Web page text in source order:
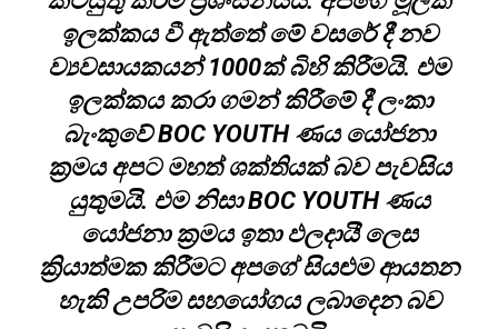
ඉලක්කය වී ඇත්තේ මේ වසරේ දී නව
ව්‍යවසායකයන් 1000ක් බිහි කිරීමයි. එම
ඉලක්කය කරා ගමන් කිරීමේ දී ලංකා
බැංකුවේ BOC YOUTH ණය යෝජනා
ක්‍රමය අපට මහත් ශක්තියක් බව පැවසිය
යුතුමයි. එම නිසා BOC YOUTH ණය
යෝජනා ක්‍රමය ඉතා ඵලදායී ලෙස
ක්‍රියාත්මක කිරීමට අපගේ සියළුම ආයතන
හැකි උපරිම සහයෝගය ලබාදෙන බව